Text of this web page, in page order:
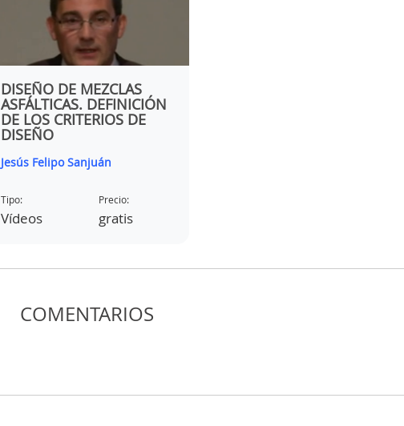
DISEÑO DE MEZCLAS
ASFÁLTICAS. DEFINICIÓN
DE LOS CRITERIOS DE
DISEÑO
Jesús Felipo Sanjuán
Tipo:
Vídeos
Precio:
gratis
COMENTARIOS